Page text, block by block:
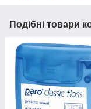
Подібні товари